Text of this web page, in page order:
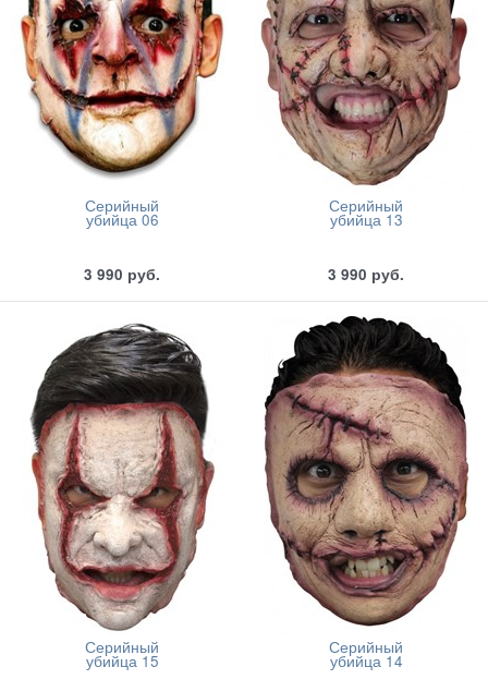
Серийный
убийца 06
3 990 руб.
Серийный
убийца 13
3 990 руб.
Серийный
убийца 15
Серийный
убийца 14